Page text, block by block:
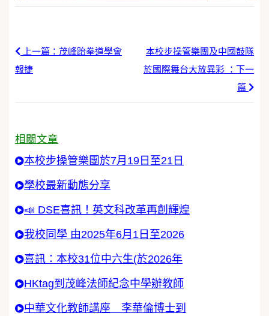
上一篇：茂峰跆拳道學會
報捷
本校步操管樂團及中國鼓隊
於國際舞台大放異彩 ：下一
篇
相關文章
本校步操管樂團於7月19日至21日
學校最新動態分享
📣 DSE喜訊！英文科改革再創輝煌
我校同學 由2025年6月1日至2026
喜訊：本校31位中六生(於2026年
HKtag到茂峰法師紀念中學辦教師
中華文化教師講座 李華倫博士到